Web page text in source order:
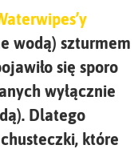
wodą) szturmem
się sporo
wyłącznie
Dlatego
które